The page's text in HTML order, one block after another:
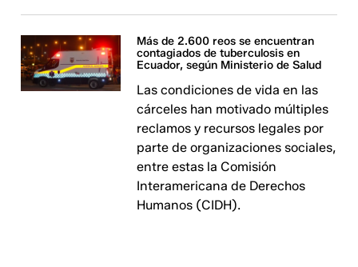
Más de 2.600 reos se encuentran
contagiados de tuberculosis en
Ecuador, según Ministerio de Salud
Las condiciones de vida en las
cárceles han motivado múltiples
reclamos y recursos legales por
parte de organizaciones sociales,
entre estas la Comisión
Interamericana de Derechos
Humanos (CIDH).